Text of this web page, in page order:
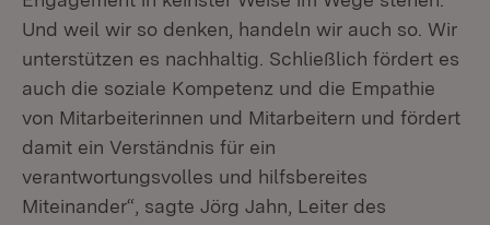
Und weil wir so denken, handeln wir auch so. Wir
unterstützen es nachhaltig. Schließlich fördert es
auch die soziale Kompetenz und die Empathie
von Mitarbeiterinnen und Mitarbeitern und fördert
damit ein Verständnis für ein
verantwortungsvolles und hilfsbereites
Miteinander“, sagte Jörg Jahn, Leiter des